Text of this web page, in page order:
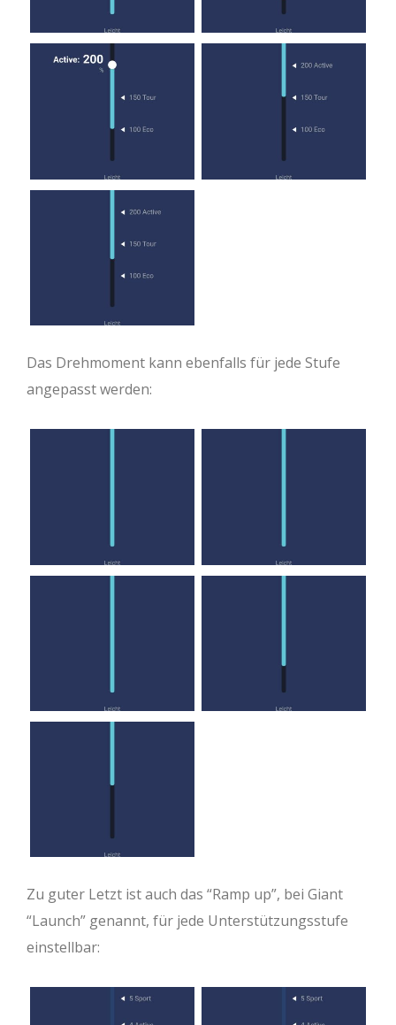
Das Drehmoment kann ebenfalls für jede Stufe
angepasst werden:
Zu guter Letzt ist auch das “Ramp up”, bei Giant
“Launch” genannt, für jede Unterstützungsstufe
einstellbar: